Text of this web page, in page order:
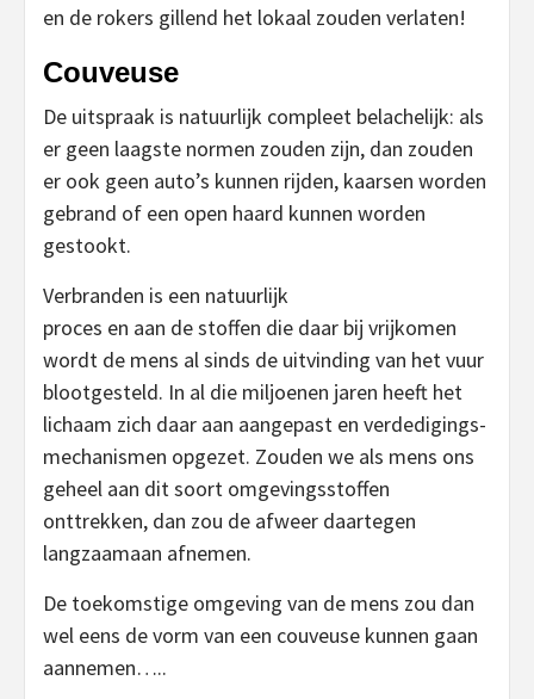
en de rokers gillend het lokaal zouden verlaten!
Couveuse
De uitspraak is natuurlijk compleet belachelijk: als
er geen laagste normen zouden zijn, dan zouden
er ook geen auto’s kunnen rijden, kaarsen worden
gebrand of een open haard kunnen worden
gestookt.
Verbranden is een natuurlijk
proces en aan de stoffen die daar bij vrijkomen
wordt de mens al sinds de uitvinding van het vuur
blootgesteld. In al die miljoenen jaren heeft het
lichaam zich daar aan aangepast en verdedigings-
mechanismen opgezet. Zouden we als mens ons
geheel aan dit soort omgevingsstoffen
onttrekken, dan zou de afweer daartegen
langzaamaan afnemen.
De toekomstige omgeving van de mens zou dan
wel eens de vorm van een couveuse kunnen gaan
aannemen…..